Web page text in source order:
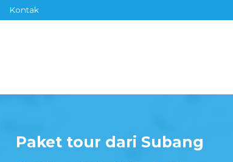
Kontak
Paket tour dari Subang